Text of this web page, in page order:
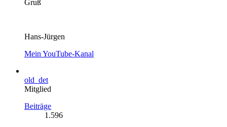
Gruß
Hans-Jürgen
Mein YouTube-Kanal
old_det
Mitglied
Beiträge
1.596